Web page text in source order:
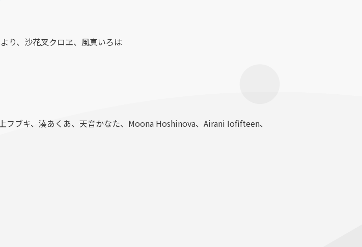
り、沙花叉クロヱ、風真いろは
ブキ、湊あくあ、天音かなた、Moona Hoshinova、Airani Iofifteen、